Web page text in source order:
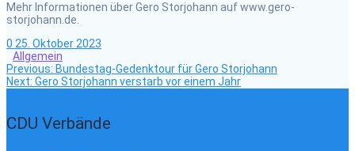
Mehr Informationen über Gero Storjohann auf www.gero-
storjohann.de.
0 25. Oktober 2023
Allgemein
Beitragsnavigation
Previous: Previous
post:
Bundestag-Gedenktour für Gero Storjohann
Next: Next
Gero Storjohann verstarb vor einem Jahr
CDU Verbände